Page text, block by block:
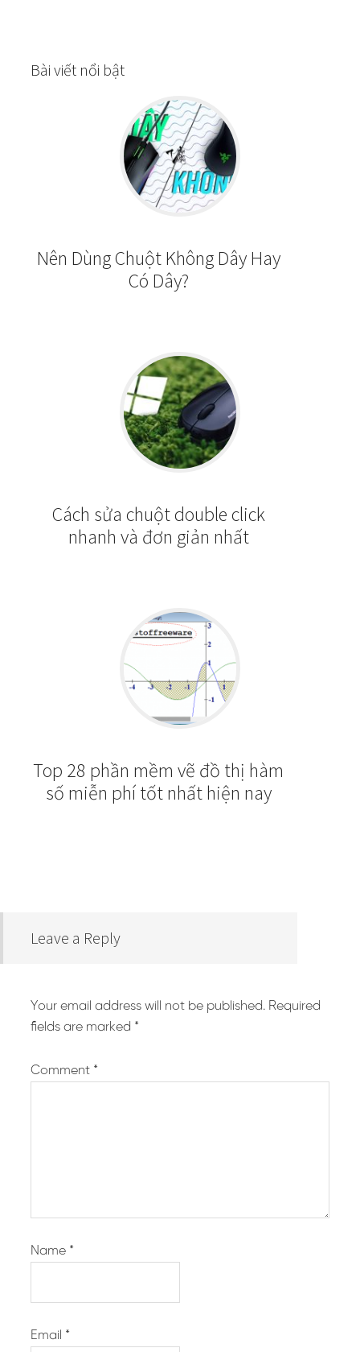
Bài viết nổi bật
Nên Dùng Chuột Không Dây Hay
Có Dây?
Cách sửa chuột double click
nhanh và đơn giản nhất
Top 28 phần mềm vẽ đồ thị hàm
số miễn phí tốt nhất hiện nay
Leave a Reply
Your email address will not be published. Required
fields are marked *
Comment *
Name *
Email *